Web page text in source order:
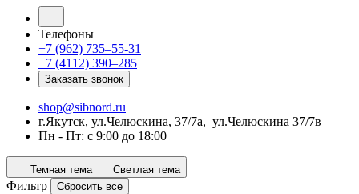
Телефоны
+7 (962) 735‒55-31
+7 (4112) 390‒285
Заказать звонок
shop@sibnord.ru
​г.Якутск, ул.Челюскина, 37/7а, ул.Челюскина 37/7в
Пн - Пт: с 9:00 до 18:00
Темная тема Светлая тема
Фильтр Сбросить все